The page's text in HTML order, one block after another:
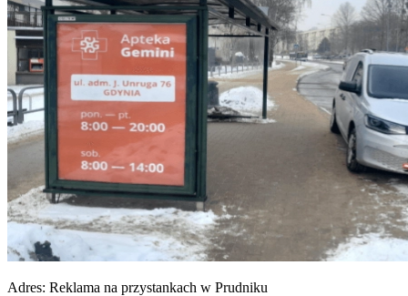
Adres: Reklama na przystankach w Prudniku